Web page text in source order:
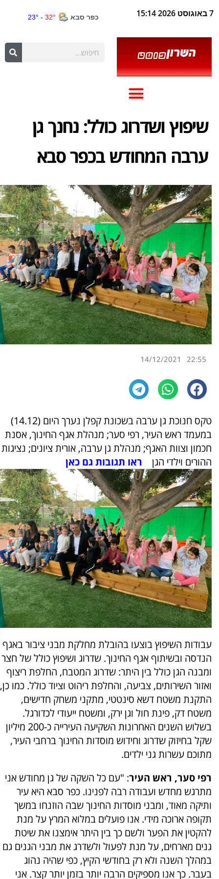
7 באוגוסט 2026 15:14
שיפוץ ושדרוג כולל: נחנך גן
ערבה המחודש בכפר סבא
22:55
14/12/2021
טקס חנוכת גן ערבה בשכונת קפלן נערך היום (14.12)
במעמד ראש העיר, רפי סער; מנהלת אגף החינוך, אסנת
חכמון וצוות האגף; מנהלת גן ערבה, אורית ציונים; נציגות
ההורים וילדי הגן
ראו תגובות גם כאן
עבודות השיפוץ בוצעו בהובלת מחלקת מבני ציבור באגף
הנדסה ובשיתוף אגף החינוך. שדרוג ושיפוץ כולל של חצר
ומבנה הגן כולל בין היתר: שדרוג המטבח, החלפת ריצוף
ואזור השירותים, צביעה, והחלפת ריהוט וציוד כולל. כמו כן,
התקנת משטח דשא סינטטי, מתקני משחק חדישים,
משטח דק, פינת חול וגן ירק, ומשטח ייעודי לכדורגל.
בשלוש השנים האחרונות השקיעה העירייה כ-200 מיליון
שקל בחיזוק שדרוג וחידוש מוסדות החינוך ברחבי העיר,
מתוכם עשרות גני ילדים.
רפי סער, ראש העיר: "עם כל השקה של גן מחודש אני
מתרגש מחדש ועבודה רבה לפנינו. כפר סבא היא עיר
ותיקה מאוד, ומבני מוסדות החינוך שבה הוזנחו במשך
תקופה ארוכה מידי. אנו פועלים במלוא המרץ על מנת
להקטין את הפער ולשם כך בין היתר אימצנו את שיטת
גנים מארחים, על מנת לפעול ולשדרג את מבני הגנים גם
במהלך השנה ולא רק בחודשי הקיץ, כפי שהיה נהוג
בעבר. כך אנו מספיקים הרבה יותר בזמן יותר קצר. אני